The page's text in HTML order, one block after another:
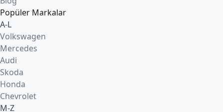
Popüler Markalar
A-L
Volkswagen
Mercedes
Audi
Skoda
Honda
Chevrolet
M-Z